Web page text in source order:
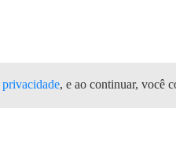
, e ao continuar, você